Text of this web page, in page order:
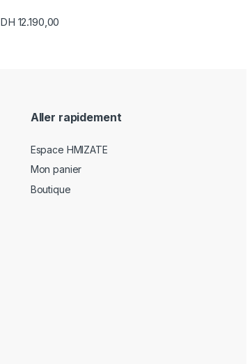
DH 12.190,00
Aller rapidement
Espace HMIZATE
Mon panier
Boutique